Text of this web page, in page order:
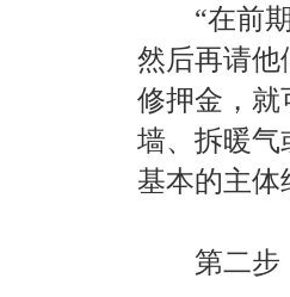
“在前期
然后再请他
修押金，就
墙、拆暖气
基本的主体
第二步